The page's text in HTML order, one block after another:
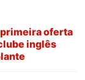
oferta
inglês